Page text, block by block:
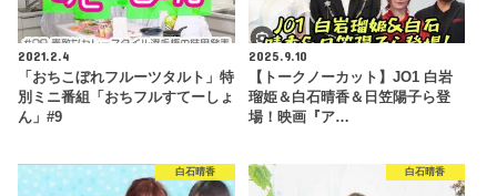
2021.2.4
「おちこぼれフルーツタルト」特
別ミニ番組「おちフルすてーしょ
ん」#9
2025.9.10
【トークノーカット】JO1 白岩
瑠姫＆白石晴香＆日笠陽子ら登
場！映画『ア…
白石晴香 白石晴香